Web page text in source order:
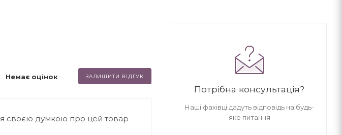
Немає оцінок ЗАЛИШИТИ ВІДГУК
своєю думкою про цей товар
Потрібна консультація?
Наші фахівці дадуть відповідь на будь-
яке питання